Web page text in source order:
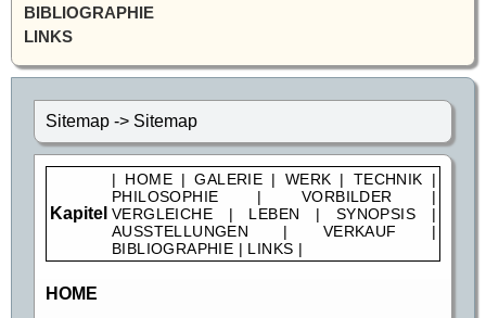
BIBLIOGRAPHIE
LINKS
Sitemap -> Sitemap
Kapitel
| HOME |GALERIE | WERK | TECHNIK |
PHILOSOPHIE | VORBILDER |
VERGLEICHE | LEBEN | SYNOPSIS |
AUSSTELLUNGEN | VERKAUF |
BIBLIOGRAPHIE | LINKS |
HOME